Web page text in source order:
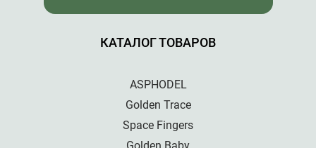
КАТАЛОГ ТОВАРОВ
ASPHODEL
Golden Trace
Space Fingers